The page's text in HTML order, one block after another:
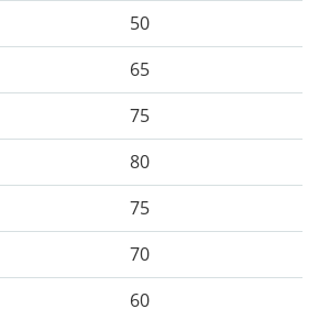
50
65
75
80
75
70
60